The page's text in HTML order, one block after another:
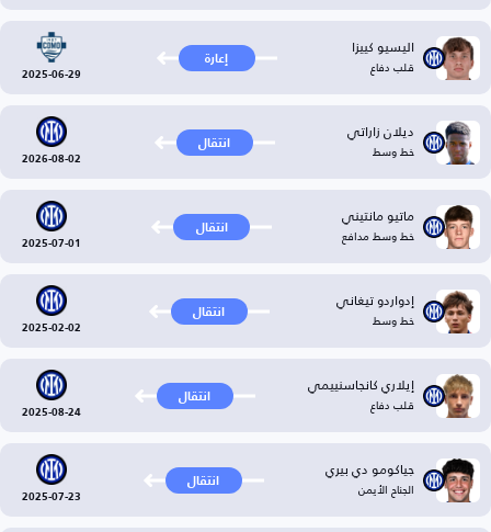
اليسيو كييزا
قلب دفاع إعارة
2025-06-29
ديلان زاراتي
خط وسط انتقال
2026-08-02
ماتيو مانتيني
خط وسط مدافع انتقال
2025-07-01
إدواردو تيغاني
خط وسط انتقال
2025-02-02
إيلاري كانجاسنييمي
قلب دفاع انتقال
2025-08-24
جياكومو دي بيري
الجناح الأيمن انتقال
2025-07-23